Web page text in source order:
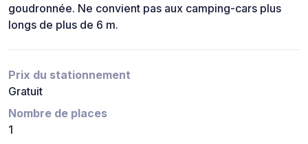
goudronnée. Ne convient pas aux camping-cars plus
longs de plus de 6 m.
Prix du stationnement
Gratuit
Nombre de places
1